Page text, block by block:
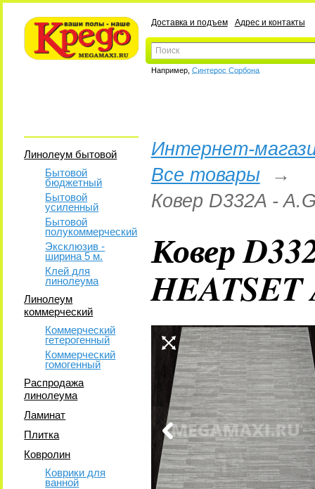
Доставка и подъем Адрес и контакты
Например, Синтерос Сорбона
Линолеум бытовой
Бытовой
бюджетный
Бытовой
усиленный
Бытовой
полукоммерческий
Эксклюзив -
ширина 5 м.
Клей для
линолеума
Линолеум
коммерческий
Коммерческий
гетерогенный
Коммерческий
гомогенный
Распродажа
линолеума
Ламинат
Плитка
Ковролин
Коврики для
ванной
Интернет-
Все товары→
Ковер D332A -
Ковер
HEATSET